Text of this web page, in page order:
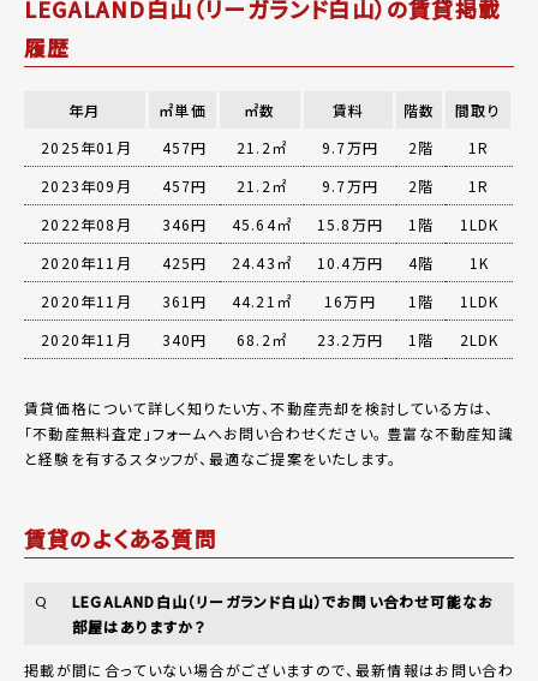
LEGALAND白山（リーガランド白山）の賃貸掲載
履歴
年月 ㎡単価 ㎡数 賃料 階数
間取り
2025年01月
457円 21.2㎡ 9.7万円 2階
1R
2023年09月
457円 21.2㎡ 9.7万円 2階
1R
2022年08月
346円 45.64㎡ 15.8万円 1階
1LDK
2020年11月
425円 24.43㎡ 10.4万円 4階
1K
2020年11月
361円 44.21㎡ 16万円 1階
1LDK
2020年11月
340円 68.2㎡ 23.2万円 1階 2LDK
賃貸価格について詳しく知りたい方、不動産売却を検討している方は、
「不動産無料査定 」フォームへお問い合わせください。 豊富な不動産知識
と経験を有するスタッフが、最適なご提案をいたします。
賃貸のよくある質問
Q
LEGALAND白山（リーガランド白山）でお問い合わせ可能なお
部屋はありますか？
掲載が間に合っていない場合がございますので、最新情報はお問い合わ